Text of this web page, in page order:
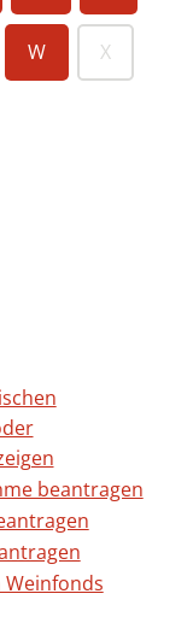
W X
beantragen